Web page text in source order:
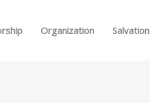
Organization Salvation